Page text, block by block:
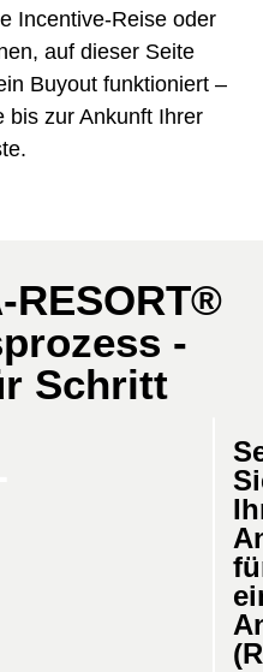
Incentive-Reise oder
auf dieser Seite
Buyout funktioniert –
bis zur Ankunft Ihrer
RESORT®
-
Schritt